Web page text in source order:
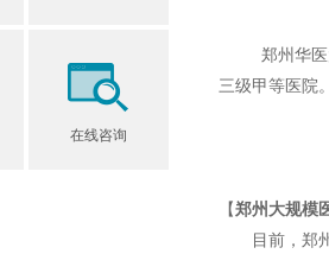
在线咨询
郑州华医大
三级甲等医院
【郑州大规模
目前，郑州